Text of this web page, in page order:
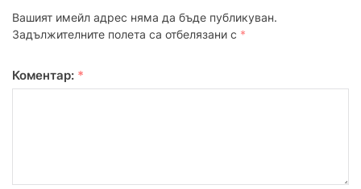
Вашият имейл адрес няма да бъде публикуван.
Задължителните полета са отбелязани с *
Коментар: *